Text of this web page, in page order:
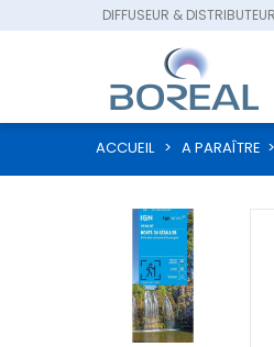
DIFFUSEUR &
ACCUEIL > A PARAÎTRE >